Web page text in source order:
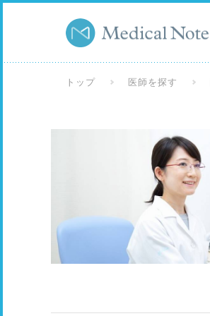
トップ 医師を探す